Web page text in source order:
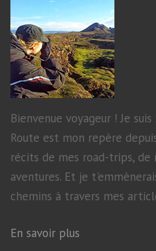
Bienvenue voyageur ! Je
Route est mon repère
récits de mes road-trips, de
aventures. Et je
chemins à travers mes
En savoir plus